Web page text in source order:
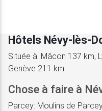
Hôtels Névy-lès-
Située à: Mâcon 137 km,
Genève 211 km
Chose à faire à
Parcey: Moulins de